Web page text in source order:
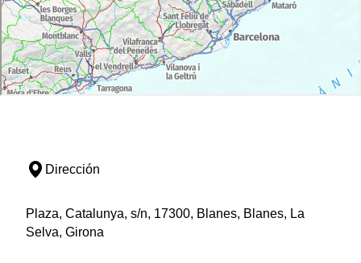
Dirección
Plaza, Catalunya, s/n, 17300, Blanes, Blanes, La
Selva, Girona